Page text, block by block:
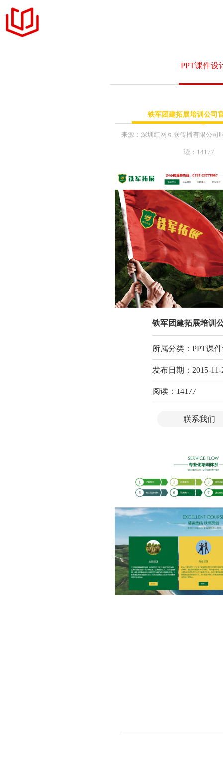
+ 响应式网站交互
+ 展示型企业网站
+ 企业网站升级和
+ 公众号内容维护
+ 互联网营销年度
+ 网络主题活动执行
服务项目 MFCMS建站 关
传统市场竞争激烈，互联网上仍潜藏着勃勃商机！
设计案例
MFCMS建站
联系我们
PPT课件设
铁军团建拓展培训公司
来源： 深圳红网互联传播有限公司
读：14177
铁军团建拓展培训公司官网
所属分类：PPT课
训、代理服务
发布日期： 2015-11-
阅读：14177
联系我们